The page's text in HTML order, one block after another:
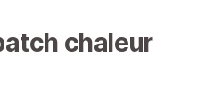
chaleur